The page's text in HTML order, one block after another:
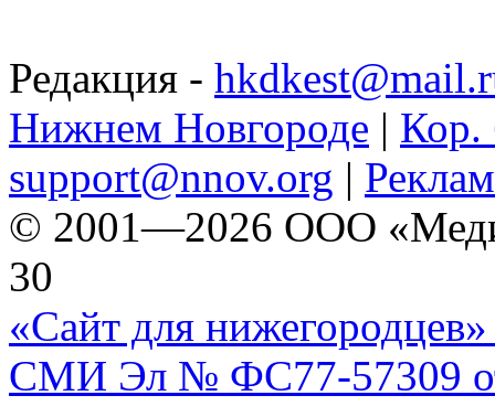
Редакция -
Нижнем Новгороде | Кор.
support@nnov.org |
© 2001—2026 ООО
30
«Сайт для нижегородцев»
СМИ Эл № ФС77-57309